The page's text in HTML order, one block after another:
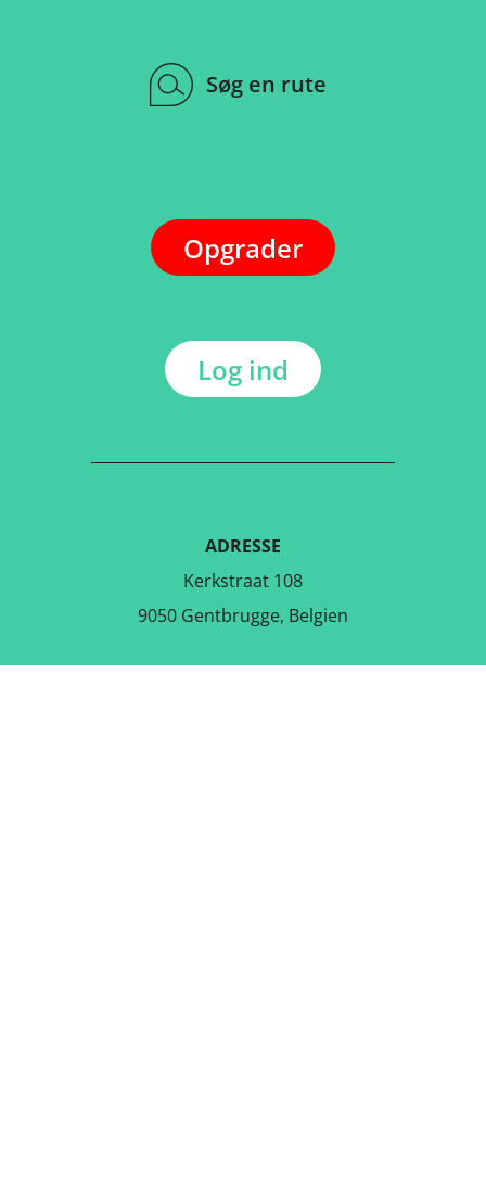
Søg en rute
Opgrader
Log ind
ADRESSE
Kerkstraat 108
9050 Gentbrugge, Belgien